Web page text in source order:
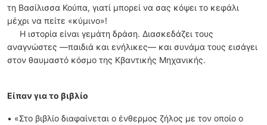
τη Βασίλισσα Κούπα, γιατί µπορεί να σας κόψει το κεφάλι
µέχρι να πείτε «κύµινο»!
Η ιστορία είναι γεµάτη δράση. Διασκεδάζει τους
αναγνώστες —παιδιά και ενήλικες— και συνάµα τους εισάγει
στον θαυµαστό κόσµο της Κβαντικής Μηχανικής.
Είπαν για το βιβλίο
• «Στο βιβλίο διαφαίνεται ο ένθερµος ζήλος µε τον οποίο ο